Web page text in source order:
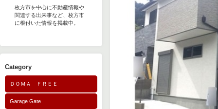
枚方市を中心に不動産情報や
関連する出来事など、枚方市
に根付いた情報を掲載中。
Category
ＤＯＭＡ ＦＲＥＥ
Garage Gate